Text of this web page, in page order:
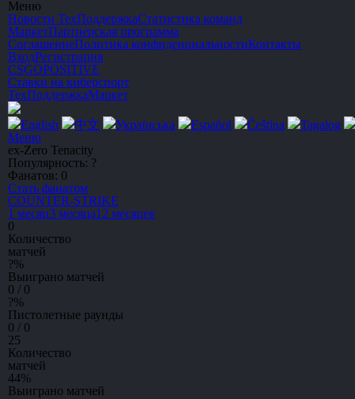
Меню
Новости ТехПоддержкаСтатистика команд
МаркетПартнерская программа
СоглашениеПолитика конфиденциальностиКонтакты
ВходРегистрация
CSGOPOSITIVE
Ставки на киберспорт
ТехПоддержкаМаркет
English 中文 Українська Español Čeština
Tagalog
Меню
ex-Zero Tenacity
Популярность: ?
Фанатов: 0
Стать фанатом
COUNTER-STRIKE
1 месяц3 месяца12 месяцев
0
Количество
матчей
?%
Выиграно матчей
0 / 0
?%
Пистолетные раунды
0 / 0
25
Количество
матчей
44%
Выиграно матчей